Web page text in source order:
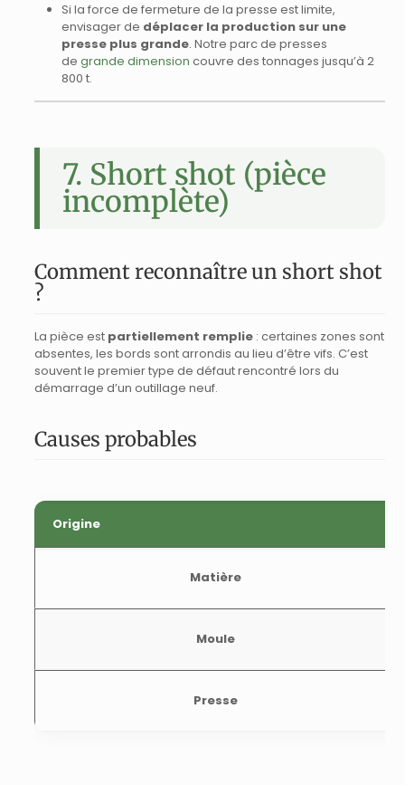
Si la force de fermeture de la presse est limite,
envisager de déplacer la production sur une
presse plus grande. Notre parc de presses
de grande dimension couvre des tonnages jusqu’à 2
800 t.
7. Short shot (pièce
incomplète)
Comment reconnaître un short shot
?
La pièce est partiellement remplie : certaines zones sont
absentes, les bords sont arrondis au lieu d’être vifs. C’est
souvent le premier type de défaut rencontré lors du
démarrage d’un outillage neuf.
Causes probables
Origine
Matière
Moule
Presse